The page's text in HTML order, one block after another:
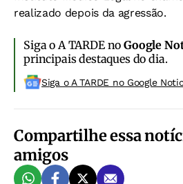
realizado depois da agressão.
Siga o A TARDE noGoogle
principais destaques do dia.
Siga o A TARDE no Google
Compartilhe essa
amigos